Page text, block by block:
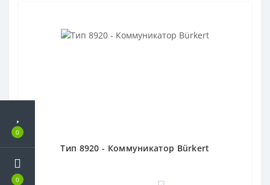
0
0
Тип 8920 - Коммуникатор Bürkert